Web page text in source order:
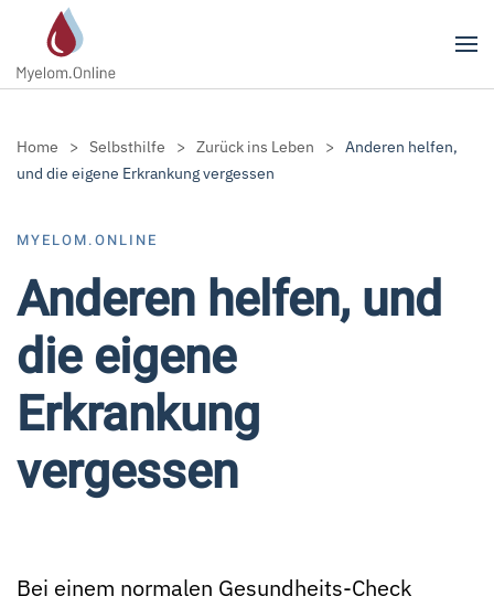
Zum Hauptinhalt springen
Home Selbsthilfe Zurück ins Leben
Anderen helfen,
und die eigene Erkrankung vergessen
MYELOM.ONLINE
Anderen helfen, und
die eigene
Erkrankung
vergessen
Bei einem normalen Gesundheits-Check